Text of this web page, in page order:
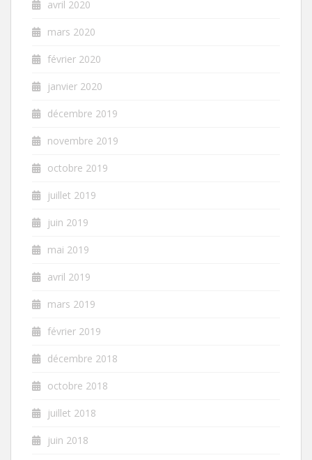
avril 2020
mars 2020
février 2020
janvier 2020
décembre 2019
novembre 2019
octobre 2019
juillet 2019
juin 2019
mai 2019
avril 2019
mars 2019
février 2019
décembre 2018
octobre 2018
juillet 2018
juin 2018